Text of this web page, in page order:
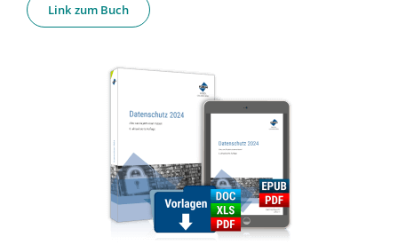
Link zum Buch